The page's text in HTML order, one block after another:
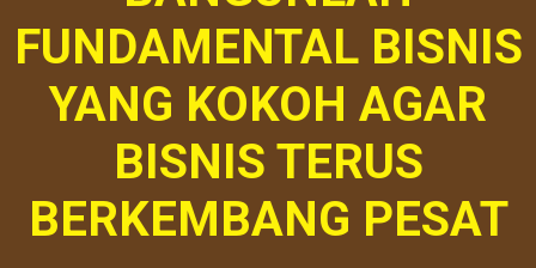
FUNDAMENTAL BISNIS
YANG KOKOH AGAR
BISNIS TERUS
BERKEMBANG PESAT